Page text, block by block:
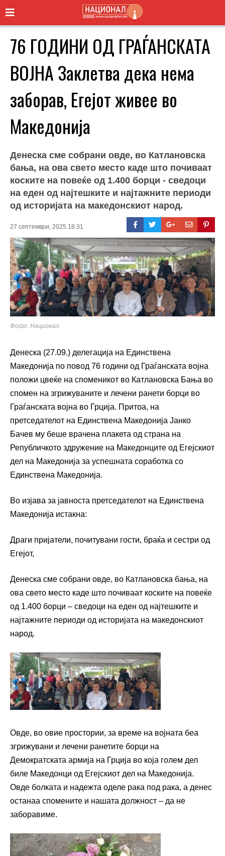
76 ГОДИНИ ОД ГРАЃАНСКАТА
ВОЈНА Заклетва дека нема
заборав, Егејот живее во
Македонија
Денеска сме собрани овде, во Катлановска
бања, на ова свето место каде што почиваат
коските на повеќе од 1.400 борци - сведоци
на еден од најтешките и најтажните периоди
од историјата на македонскиот народ.
27 септември, 2025 18:31
Фото: Национал
Денеска (27.09.) делегација на Единствена
Македонија по повод 76 години од Граѓанската војна
положи цвеќе на споменикот во Катлановска Бања во
спомен на згрижуваните и лечени ранети борци во
Граѓанската војна во Грција. Притоа, на
претседателот на Единствена Македонија Јанко
Бачев му беше врачена плакета од страна на
Републичкото здружение на Македонците од Егејскиот
дел на Македонија за успешната соработка со
Единствена Македонија.
Во изјава за јавноста претседателот на Единствена
Македонија истакна:
Драги пријатели, почитувани гости, браќа и сестри од
Егејот,
Денеска сме собрани овде, во Катлановска бања, на
ова свето место каде што почиваат коските на повеќе
од 1.400 борци – сведоци на еден од најтешките и
најтажните периоди од историјата на македонскиот
народ.
Овде, во овие простории, за време на војната беа
згрижувани и лечени ранетите борци на
Демократската армија на Грција во која голем дел
биле Македонци од Егејскиот дел на Македонија.
Овде болката и надежта оделе рака под рака, а денес
останаа спомените и нашата должност – да не
заборавиме.